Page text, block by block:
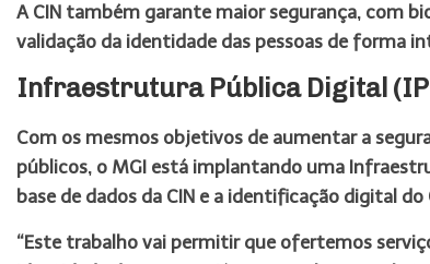
A CIN também garante maior segurança, com
validação da identidade das pessoas de forma
Infraestrutura Pública Digital
Com os mesmos objetivos de aumentar a
públicos, o MGI está implantando uma
base de dados da CIN e a identificação digital do
“Este trabalho vai permitir que ofertemos